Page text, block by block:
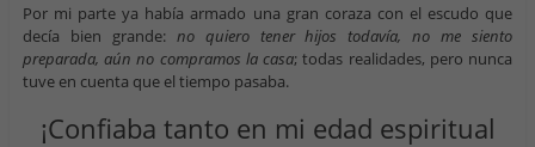
Por mi parte ya había armado una gran coraza con el escudo que
decía bien grande: no quiero tener hijos todavía, no me siento
preparada, aún no compramos la casa; todas realidades, pero nunca
tuve en cuenta que el tiempo pasaba.
¡Confiaba tanto en mi edad espiritual